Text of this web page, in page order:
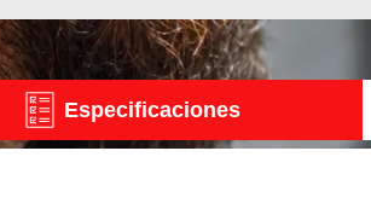
Especificaciones